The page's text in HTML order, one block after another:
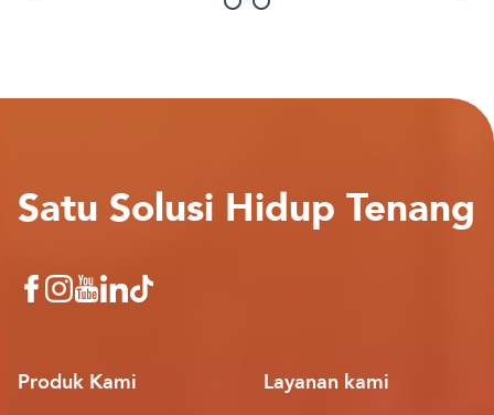
Satu Solusi Hidup Tenang
Produk Kami Layanan kami